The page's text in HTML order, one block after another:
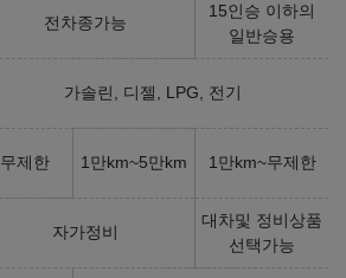
전차종가능
15인승 이하의
일반승용
가솔린, 디젤, LPG, 전기
무제한 1만km~5만km 1만km~무제한
자가정비
대차및 정비상품
선택가능